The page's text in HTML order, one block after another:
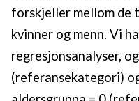
forskjeller mellom de
kvinner og menn. Vi
regresjonsanalyser,
(referansekategori)